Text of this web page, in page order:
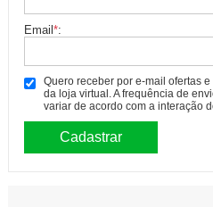
Email*:
Quero receber por e-mail ofertas
da loja virtual. A frequência de
variar de acordo com a interação